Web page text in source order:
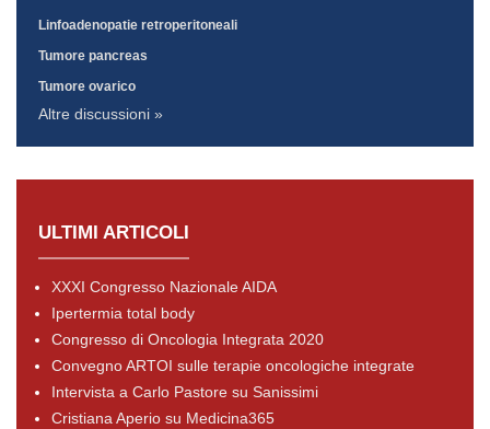
Linfoadenopatie retroperitoneali
Tumore pancreas
Tumore ovarico
Altre discussioni »
ULTIMI ARTICOLI
XXXI Congresso Nazionale AIDA
Ipertermia total body
Congresso di Oncologia Integrata 2020
Convegno ARTOI sulle terapie oncologiche integrate
Intervista a Carlo Pastore su Sanissimi
Cristiana Aperio su Medicina365